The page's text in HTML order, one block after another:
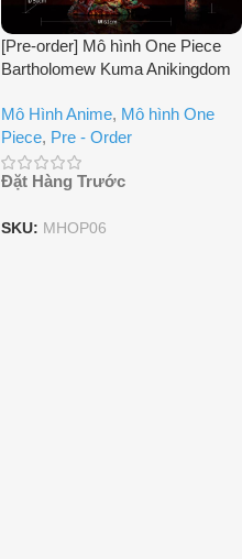
[Pre-order] Mô hình One Piece
Bartholomew Kuma Anikingdom
Mô Hình Anime, Mô hình One
Piece, Pre - Order
Đặt Hàng Trước
SKU: MHOP06